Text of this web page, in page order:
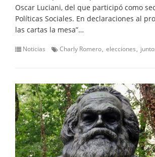
Oscar Luciani, del que participó como
Políticas Sociales. En declaraciones al
las cartas la mesa”…
Noticias Charly Romero elecciones